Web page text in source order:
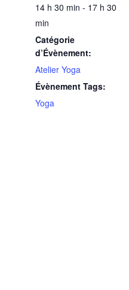
14 h 30 min - 17 h 30
min
Catégorie
d’Évènement:
Atelier Yoga
Évènement Tags:
Yoga